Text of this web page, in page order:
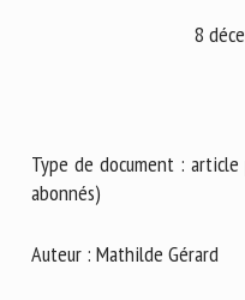
8
Type de document : article
abonnés)
Auteur : Mathilde Gérard
Nom *